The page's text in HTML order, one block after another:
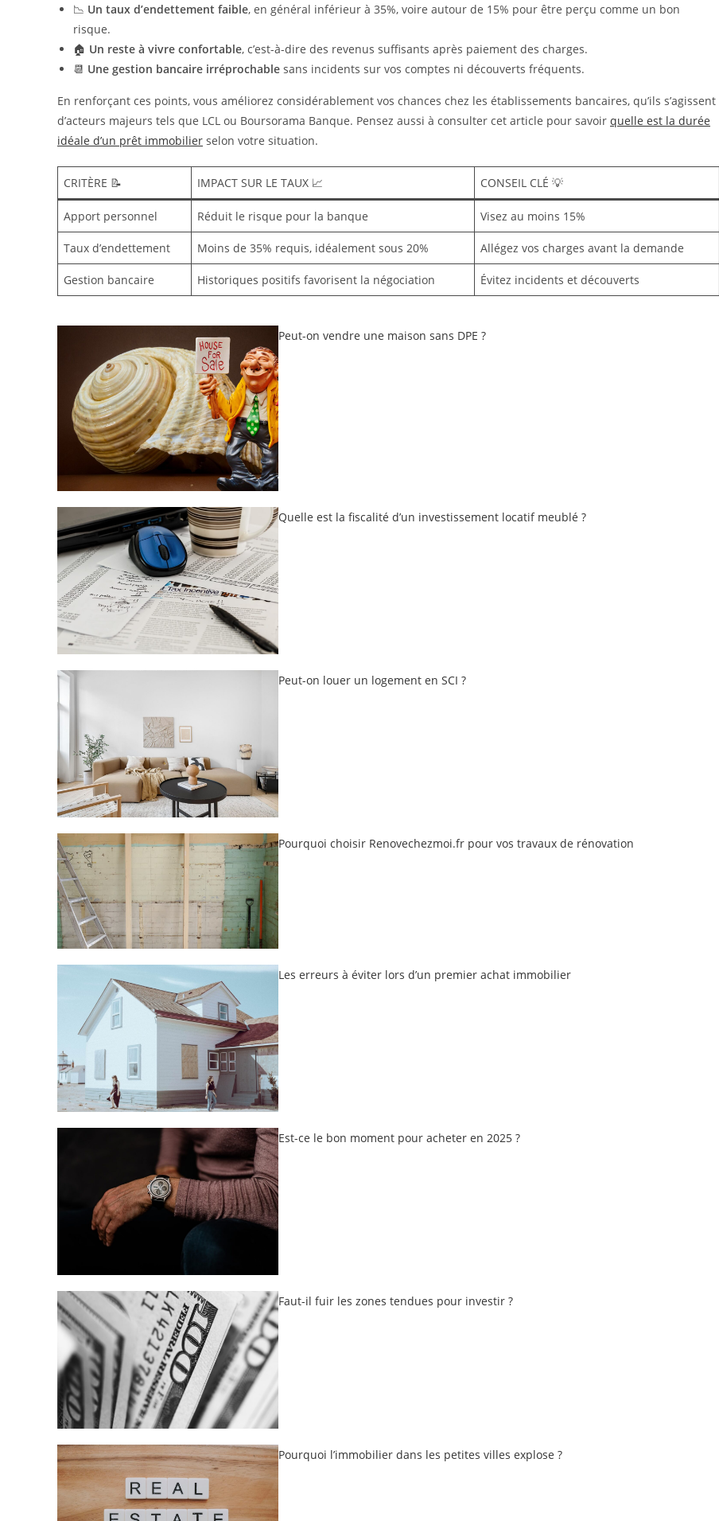
📉 Un taux d’endettement faible, en général inférieur à 35%, voire autour de 15% pour être perçu comme un bon
risque.
🏠 Un reste à vivre confortable, c’est-à-dire des revenus suffisants après paiement des charges.
📆 Une gestion bancaire irréprochable sans incidents sur vos comptes ni découverts fréquents.
En renforçant ces points, vous améliorez considérablement vos chances chez les établissements bancaires, qu’ils s’agissent
d’acteurs majeurs tels que LCL ou Boursorama Banque. Pensez aussi à consulter cet article pour savoir quelle est la durée
idéale d’un prêt immobilier selon votre situation.
CRITÈRE 📝 IMPACT SUR LE TAUX 📈 CONSEIL CLÉ 💡
Apport personnel Réduit le risque pour la banque Visez au moins 15%
Taux d’endettement Moins de 35% requis, idéalement sous 20% Allégez vos charges avant la demande
Gestion bancaire Historiques positifs favorisent la négociation Évitez incidents et découverts
Peut-on vendre une maison sans DPE ?
Quelle est la fiscalité d’un investissement locatif meublé ?
Peut-on louer un logement en SCI ?
Pourquoi choisir Renovechezmoi.fr pour vos travaux de rénovation
Les erreurs à éviter lors d’un premier achat immobilier
Est-ce le bon moment pour acheter en 2025 ?
Faut-il fuir les zones tendues pour investir ?
Pourquoi l’immobilier dans les petites villes explose ?